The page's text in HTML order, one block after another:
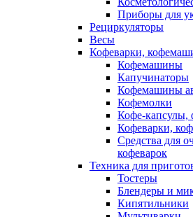
Приборы для
Рециркуляторы
Весы
Кофеварки,
Кофемашины
Капучинаторы
Кофемашины
Кофемолки
Кофе-капсулы,
Кофеварки,
Средства для
кофеварок
Техника для
Тостеры
Блендеры и
Кипятильники